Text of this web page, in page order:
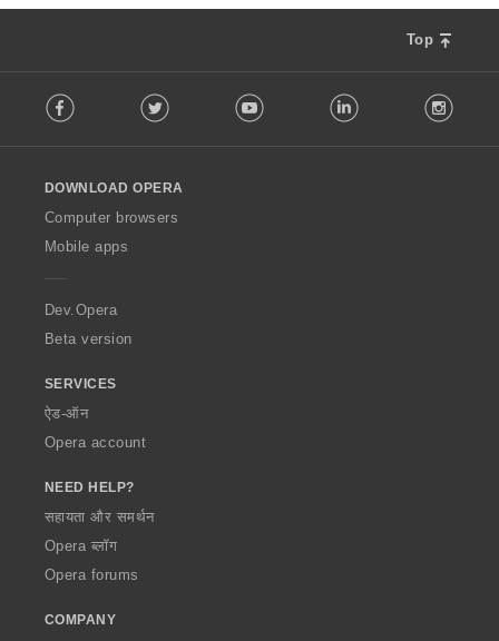
Top
o
w
O
p
a
Facebook Twitter Youtube LinkedIn
DOWNLOAD OPERA
Computer browsers
Mobile apps
Dev.Opera
Beta version
SERVICES
ऐड-ऑन
Opera account
NEED HELP?
सहायता और समर्थन
Opera ब्लॉग
Opera forums
COMPANY